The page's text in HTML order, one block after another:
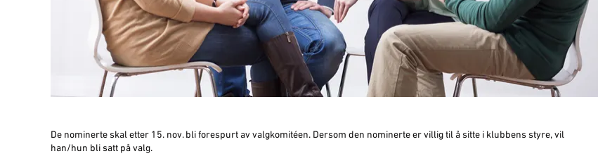
De nominerte skal etter 15. nov. bli forespurt av valgkomitéen. Dersom den nominerte er villig til å sitte i klubbens styre, vil
han/hun bli satt på valg.